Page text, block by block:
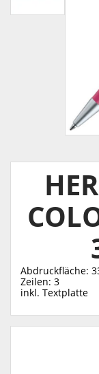
Abdruckfläche:
Zeilen: 3
inkl. Textplatte